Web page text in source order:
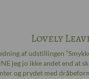
Lovely
af udstillingen
jeg jo ikke andet end at
og prydet med